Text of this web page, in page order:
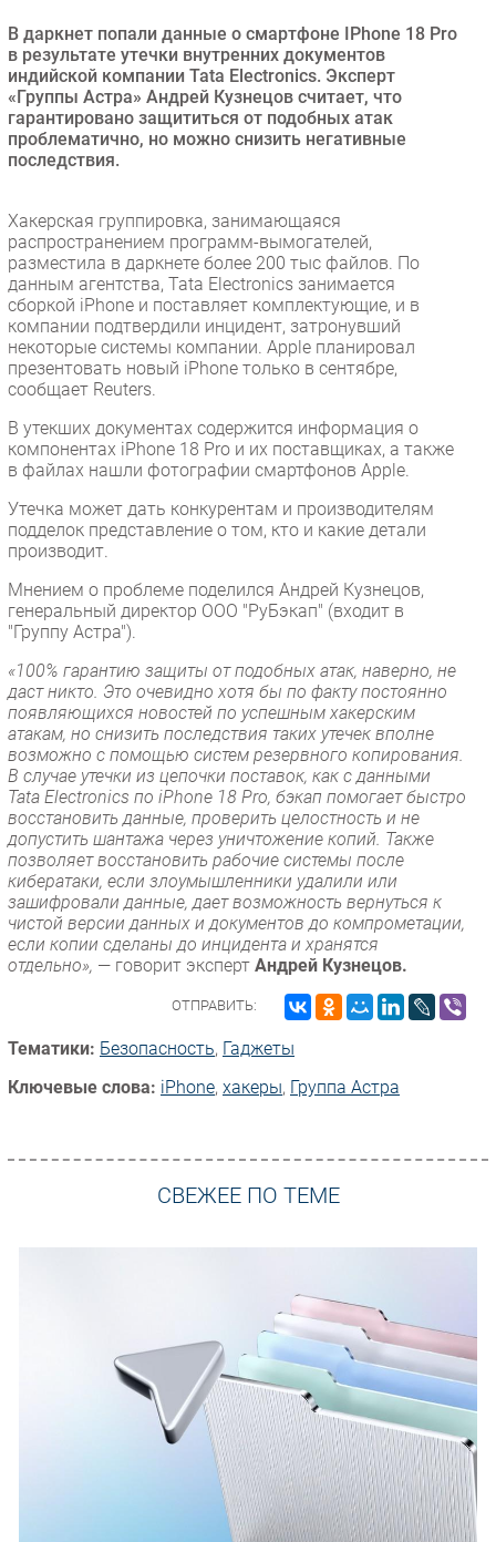
Безопасность
Инновации
CIO/Управление ИТ
Гаджеты
Здоровье
РАЗДЕЛЫ
Новости
Аналитика
Интервью
Мероприятия
Проекты
Тестовый стенд
Каталог компаний
В даркнет попали данные о смартфоне IPhone 18 Pro
в результате утечки внутренних документов
индийской компании Tata Electronics. Эксперт
«Группы Астра» Андрей Кузнецов считает, что
гарантировано защититься от подобных атак
проблематично, но можно снизить негативные
последствия.
Хакерская группировка, занимающаяся
распространением программ-вымогателей,
разместила в даркнете более 200 тыс файлов. По
данным агентства, Tata Electronics занимается
сборкой iPhone и поставляет комплектующие, и в
компании подтвердили инцидент, затронувший
некоторые системы компании. Apple планировал
презентовать новый iPhone только в сентябре,
сообщает Reuters.
В утекших документах содержится информация о
компонентах iPhone 18 Pro и их поставщиках, а также
в файлах нашли фотографии смартфонов Apple.
Утечка может дать конкурентам и производителям
подделок представление о том, кто и какие детали
производит.
Мнением о проблеме поделился Андрей Кузнецов,
генеральный директор ООО "РуБэкап" (входит в
"Группу Астра").
«100% гарантию защиты от подобных атак, наверно, не
даст никто. Это очевидно хотя бы по факту постоянно
появляющихся новостей по успешным хакерским
атакам, но снизить последствия таких утечек вполне
возможно с помощью систем резервного копирования.
В случае утечки из цепочки поставок, как с данными
Tata Electronics по iPhone 18 Pro, бэкап помогает быстро
восстановить данные, проверить целостность и не
допустить шантажа через уничтожение копий. Также
позволяет восстановить рабочие системы после
кибератаки, если злоумышленники удалили или
зашифровали данные, дает возможность вернуться к
чистой версии данных и документов до компрометации,
если копии сделаны до инцидента и хранятся
отдельно», — говорит эксперт Андрей Кузнецов.
ОТПРАВИТЬ:
Тематики: Безопасность, Гаджеты
Ключевые слова: iPhone, хакеры, Группа Астра
СВЕЖЕЕ ПО ТЕМЕ